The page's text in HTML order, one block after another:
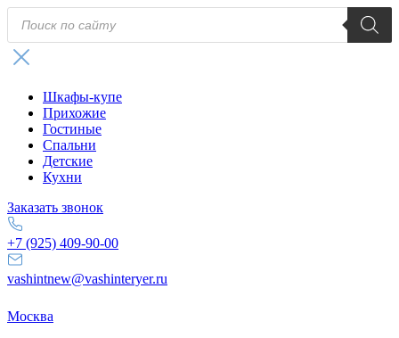
товаров
Шкафы-купе
Прихожие
Гостиные
Спальни
Детские
Кухни
Заказать звонок
+7 (925) 409-90-00
vashintnew@vashinteryer.ru
Москва